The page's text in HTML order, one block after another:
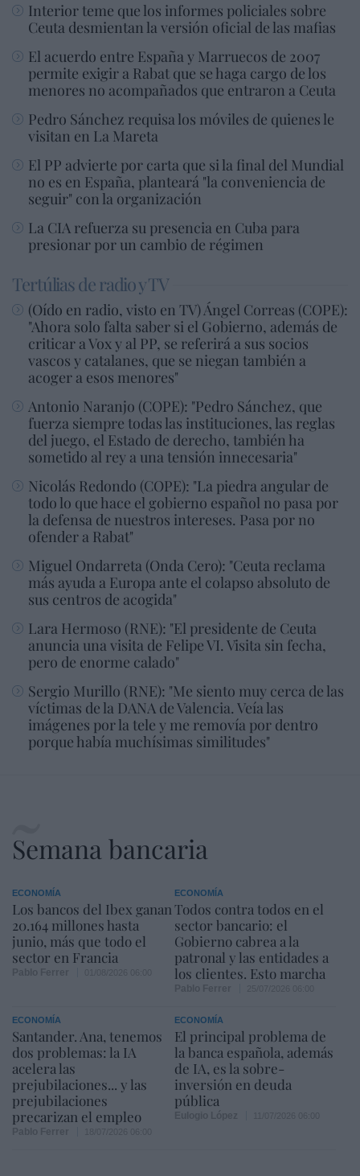
Interior teme que los informes policiales sobre
Ceuta desmientan la versión oficial de las mafias
El acuerdo entre España y Marruecos de 2007
permite exigir a Rabat que se haga cargo de los
menores no acompañados que entraron a Ceuta
Pedro Sánchez requisa los móviles de quienes le
visitan en La Mareta
El PP advierte por carta que si la final del Mundial
no es en España, planteará "la conveniencia de
seguir" con la organización
La CIA refuerza su presencia en Cuba para
presionar por un cambio de régimen
Tertúlias de radio y TV
(Oído en radio, visto en TV) Ángel Correas (COPE):
"Ahora solo falta saber si el Gobierno, además de
criticar a Vox y al PP, se referirá a sus socios
vascos y catalanes, que se niegan también a
acoger a esos menores"
Antonio Naranjo (COPE): "Pedro Sánchez, que
fuerza siempre todas las instituciones, las reglas
del juego, el Estado de derecho, también ha
sometido al rey a una tensión innecesaria"
Nicolás Redondo (COPE): "La piedra angular de
todo lo que hace el gobierno español no pasa por
la defensa de nuestros intereses. Pasa por no
ofender a Rabat"
Miguel Ondarreta (Onda Cero): "Ceuta reclama
más ayuda a Europa ante el colapso absoluto de
sus centros de acogida"
Lara Hermoso (RNE): "El presidente de Ceuta
anuncia una visita de Felipe VI. Visita sin fecha,
pero de enorme calado"
Sergio Murillo (RNE): "Me siento muy cerca de las
víctimas de la DANA de Valencia. Veía las
imágenes por la tele y me removía por dentro
porque había muchísimas similitudes"
Semana bancaria
ECONOMÍA
Los bancos del Ibex ganan
20.164 millones hasta
junio, más que todo el
sector en Francia
ECONOMÍA
Todos contra todos en el
sector bancario: el
Gobierno cabrea a la
patronal y las entidades a
los clientes. Esto marcha
ECONOMÍA
Santander. Ana, tenemos
dos problemas: la IA
acelera las
prejubilaciones... y las
prejubilaciones
precarizan el empleo
ECONOMÍA
El principal problema de
la banca española, además
de IA, es la sobre-
inversión en deuda
pública